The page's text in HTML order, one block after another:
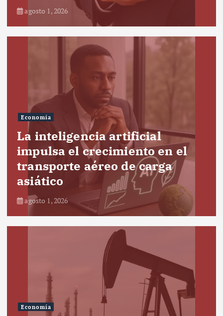
agosto 1, 2026
Economía
La inteligencia artificial
impulsa el crecimiento en el
transporte aéreo de carga
asiático
agosto 1, 2026
Economía